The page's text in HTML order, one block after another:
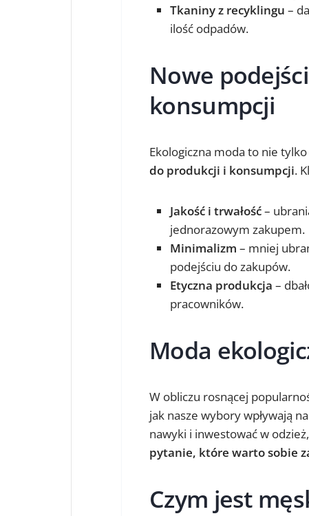
Tkaniny z recyklingu –
ilość odpadów.
Nowe
konsumpcji
Ekologiczna moda to nie
do produkcji i konsumpcji.
Jakość i trwałość–
jednorazowym zakupem.
Minimalizm – mniej
podejściu do zakupów.
Etyczna produkcja –
pracowników.
Moda
W obliczu rosnącej
jak nasze wybory wpływają
nawyki i inwestować w
pytanie, które warto sobie
Czym jest